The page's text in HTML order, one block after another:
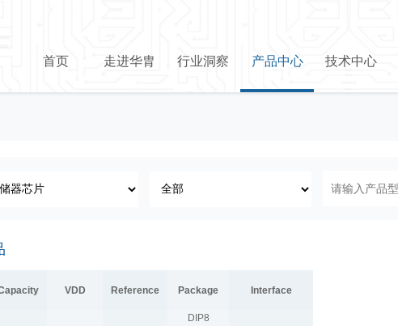
首页 走进华胄 行业洞察 产品中心 技术中心
VDD Reference Package Interface
DIP8